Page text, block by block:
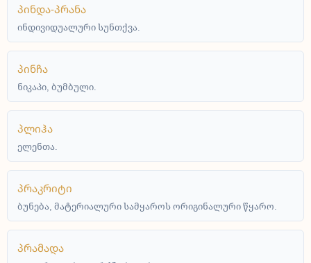
პინდა-პრანა
ინდივიდუალური სუნთქვა.
პინჩა
ნიკაპი, ბუმბული.
პლიჰა
ელენთა.
პრაკრიტი
ბუნება, მატერიალური სამყაროს ორიგინალური წყარო.
პრამადა